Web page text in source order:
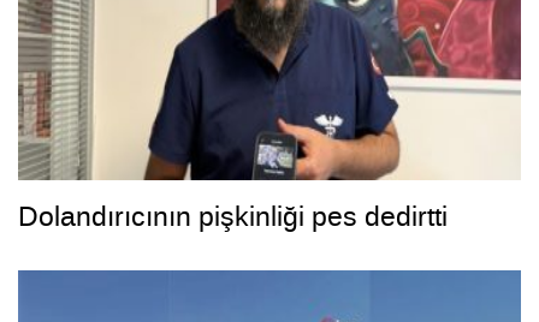
Dolandırıcının pişkinliği pes dedirtti